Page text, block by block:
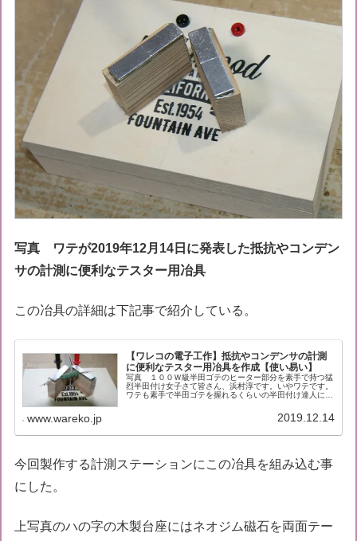
写真 ワテが2019年12月14日に発表した抵抗やコンデン
サの計測に便利なテスター用冶具
この冶具の詳細は下記事で紹介している。
【ワレコの電子工作】抵抗やコンデンサの計測
に便利なテスター用冶具を作成【使い易い】
写真 １００Ｗ級半田ゴテのヒーター部分を素手で持つ猛
烈半田付け女子さて皆さん、浜村淳です。いやワテです。
ワテも素手で半田ゴテを握れるくらいの半田付け達人に成
www.wareko.jp 2019.12.14
今回製作する計測ステーションにこの冶具を組み込む事
にした。
上写真のハの字の木製台座にはネオジム磁石を両面テー